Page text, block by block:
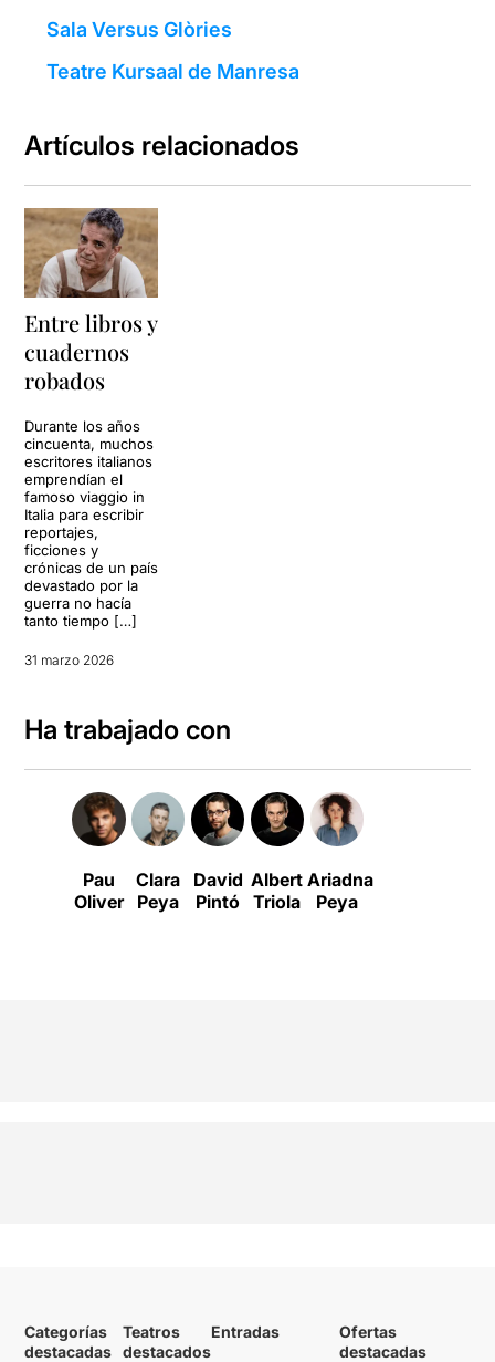
Sala Versus Glòries
Teatre Kursaal de Manresa
Artículos relacionados
Entre libros y
cuadernos
robados
Durante los años
cincuenta, muchos
escritores italianos
emprendían el
famoso viaggio in
Italia para escribir
reportajes,
ficciones y
crónicas de un país
devastado por la
guerra no hacía
tanto tiempo […]
31 marzo 2026
Ha trabajado con
Pau
Oliver
Clara
Peya
David
Pintó
Albert
Triola
Ariadna
Peya
Categorías
destacadas
Teatros
destacados
Entradas
Ofertas
destacadas